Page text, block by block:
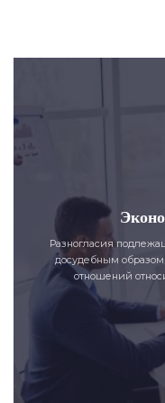
Разногласия
досудебным
отношений